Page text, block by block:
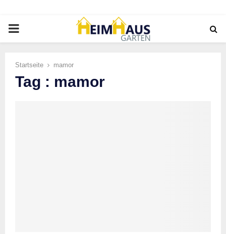
PRIMARY
Startseite mamor
Tag : mamor